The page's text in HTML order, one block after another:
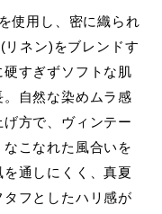
使用し、密に織られ
ネン)をブレンドす
すぎずソフトな肌
自然な染めムラ感
方で、ヴィンテー
こなれた風合いを
通しにくく、真夏
フとしたハリ感が